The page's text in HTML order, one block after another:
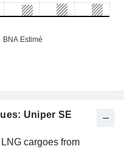
Uniper SE
cargoes from